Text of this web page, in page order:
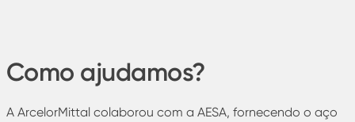
Como ajudamos?
A ArcelorMittal colaborou com a AESA, fornecendo o aço